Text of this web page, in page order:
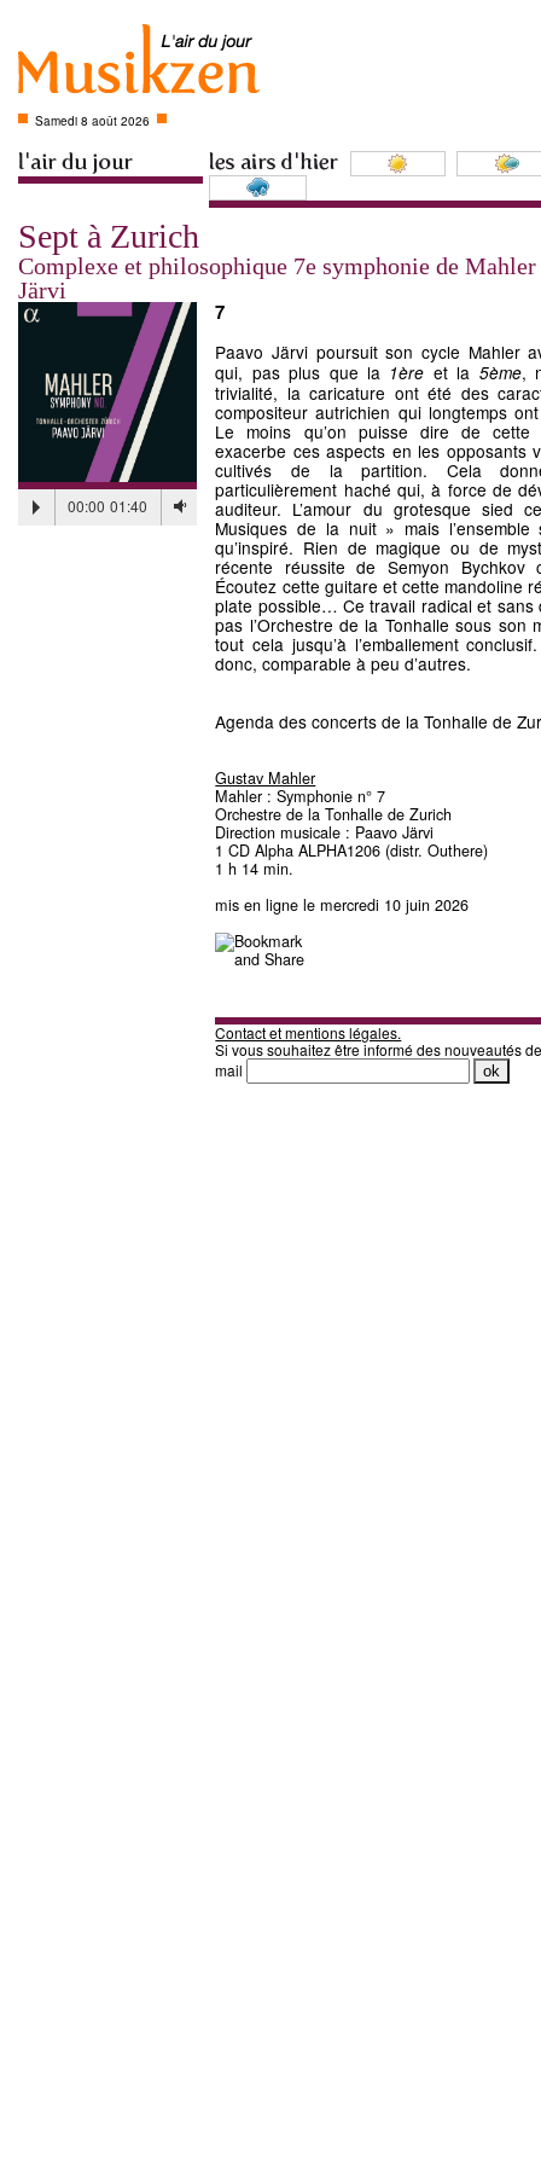
Samedi 8 août 2026
Sept à Zurich
Complexe et philosophique 7e symphonie de Mahler
Järvi
00:00 01:40
7
Paavo Järvi poursuit son cycle Mahler
qui, pas plus que la 1ère et la 5ème,
trivialité, la caricature ont été des
compositeur autrichien qui longtemps
Le moins qu’on puisse dire de cette
exacerbe ces aspects en les opposants
cultivés de la partition. Cela
particulièrement haché qui, à force de
auditeur. L’amour du grotesque sied
Musiques de la nuit » mais
qu’inspiré. Rien de magique ou de
récente réussite de Semyon Bychkov
Écoutez cette guitare et cette mandoline
plate possible… Ce travail radical et sans
pas l’Orchestre de la Tonhalle sous son
tout cela jusqu’à l’emballement
donc, comparable à peu d’autres.
Agenda des concerts de la Tonhalle de
Gustav Mahler
Mahler : Symphonie n° 7
Orchestre de la Tonhalle de Zurich
Direction musicale : Paavo Järvi
1 CD Alpha ALPHA1206 (distr. Outhere)
1 h 14 min.
mis en ligne le mercredi 10 juin 2026
Contact et mentions légales.
Si vous souhaitez être informé des nouveautés
mail